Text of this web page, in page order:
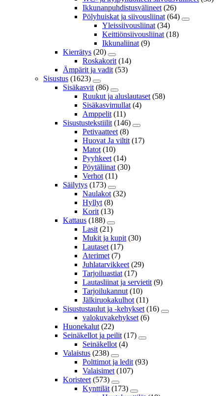
Ikkunanpuhdistusvälineet (26)
Pölyhuiskat ja siivousliinat (64)
Yleissiivousliinat (34)
Keittiönsiivousliinat (18)
Ikkunaliinat (9)
Kierrätys (20)
Roskakorit (14)
Ämpärit ja vadit (53)
Sisustus (1623)
Sisäkasvit (86)
Ruukut ja aluslautaset (58)
Sisäkasvimullat (4)
Amppelit (11)
Sisustustekstiilit (146)
Petivaatteet (8)
Huovat Ja viltit (17)
Matot (10)
Pyyhkeet (14)
Pöytäliinat (30)
Verhot (11)
Säilytys (173)
Naulakot (32)
Hyllyt (8)
Korit (13)
Kattaus (188)
Lasit (21)
Mukit ja kupit (30)
Lautaset (17)
Aterimet (7)
Juhlatarvikkeet (29)
Tarjoiluastiat (17)
Lautasliinat ja servietit (9)
Tarjoilukannut (10)
Jälkiruokakulhot (11)
Sisustustaulut ja -kehykset (16)
valokuvakehykset (6)
Huonekalut (22)
Seinäkellot ja peilit (17)
Seinäkellot (4)
Valaistus (238)
Polttimot ja ledit (93)
Valaisimet (107)
Koristeet (573)
Kynttilät (173)